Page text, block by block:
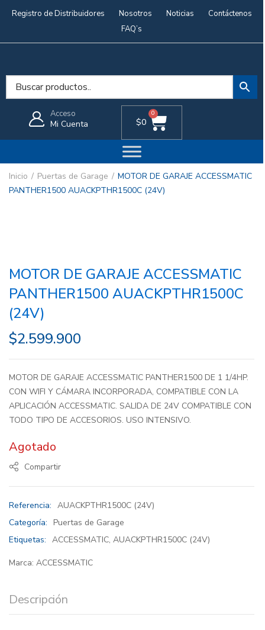
Registro de Distribuidores Nosotros Noticias
Contáctenos
FAQ’s
Acceso
Mi Cuenta $0
0
Inicio Puertas de Garage
MOTOR DE GARAJE ACCESSMATIC
PANTHER1500 AUACKPTHR1500C (24V)
MOTOR DE GARAJE ACCESSMATIC
PANTHER1500 AUACKPTHR1500C
(24V)
$2.599.900
MOTOR DE GARAJE ACCESSMATIC PANTHER1500 DE 1 1/4HP.
CON WIFI Y CÁMARA INCORPORADA, COMPATIBLE CON LA
APLICACIÓN ACCESSMATIC. SALIDA DE 24V COMPATIBLE CON
TODO TIPO DE ACCESORIOS. USO INTENSIVO.
Agotado
Compartir
Referencia: AUACKPTHR1500C (24V)
Categoría: Puertas de Garage
Etiquetas: ACCESSMATIC, AUACKPTHR1500C (24V)
Marca: ACCESSMATIC
Descripción